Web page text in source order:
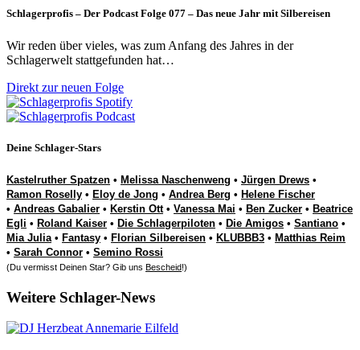
Schlagerprofis – Der Podcast Folge 077 – Das neue Jahr mit Silbereisen
Wir reden über vieles, was zum Anfang des Jahres in der
Schlagerwelt stattgefunden hat…
Direkt zur neuen Folge
Deine Schlager-Stars
Kastelruther Spatzen • Melissa Naschenweng • Jürgen Drews •
Ramon Roselly • Eloy de Jong • Andrea Berg • Helene Fischer
• Andreas Gabalier • Kerstin Ott• Vanessa Mai • Ben Zucker • Beatrice
Egli • Roland Kaiser • Die Schlagerpiloten • Die Amigos • Santiano •
Mia Julia• Fantasy • Florian Silbereisen • KLUBBB3 • Matthias Reim
• Sarah Connor • Semino Rossi
(Du vermisst Deinen Star? Gib uns Bescheid!)
Weitere Schlager-News